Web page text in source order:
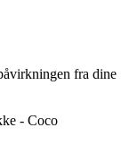
fra dine
- Coco